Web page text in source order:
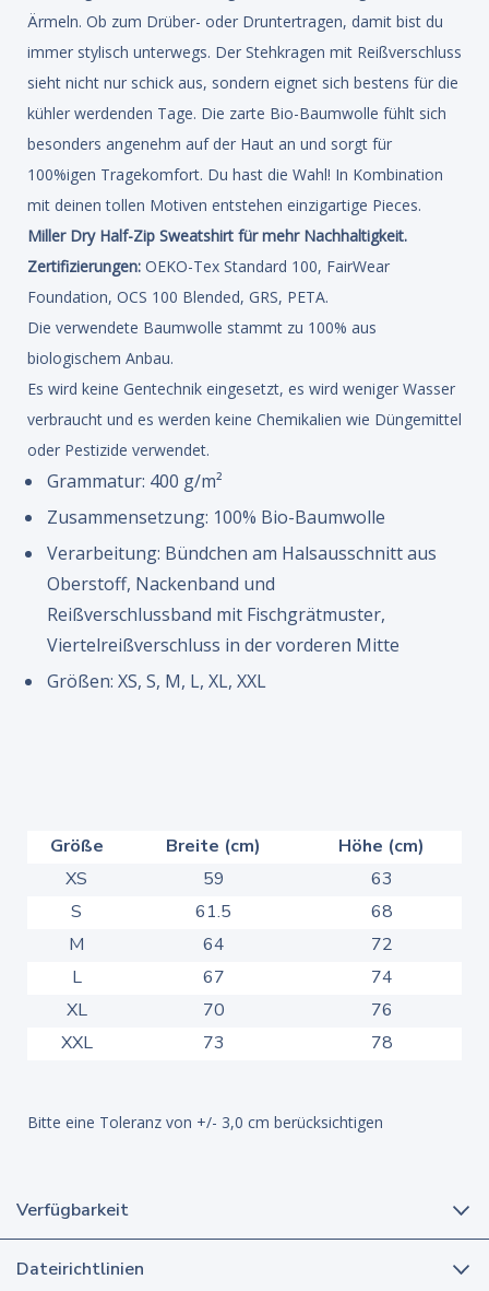
Ärmeln. Ob zum Drüber- oder Druntertragen, damit bist du
immer stylisch unterwegs. Der Stehkragen mit Reißverschluss
sieht nicht nur schick aus, sondern eignet sich bestens für die
kühler werdenden Tage. Die zarte Bio-Baumwolle fühlt sich
besonders angenehm auf der Haut an und sorgt für
100%igen Tragekomfort. Du hast die Wahl! In Kombination
mit deinen tollen Motiven entstehen einzigartige Pieces.
Miller Dry Half-Zip Sweatshirt für mehr Nachhaltigkeit.
Zertifizierungen: OEKO-Tex Standard 100, FairWear
Foundation, OCS 100 Blended, GRS, PETA.
Die verwendete Baumwolle stammt zu 100% aus
biologischem Anbau.
Es wird keine Gentechnik eingesetzt, es wird weniger Wasser
verbraucht und es werden keine Chemikalien wie Düngemittel
oder Pestizide verwendet.
Grammatur: 400 g/m²
Zusammensetzung: 100% Bio-Baumwolle
Verarbeitung: Bündchen am Halsausschnitt aus
Oberstoff, Nackenband und
Reißverschlussband mit Fischgrätmuster,
Viertelreißverschluss in der vorderen Mitte
Größen: XS, S, M, L, XL, XXL
Größe Breite (cm)
Höhe (cm)
XS
59
63
S
61.5
68
M
64
72
L
67
74
XL
70
76
XXL
73 78
Bitte eine Toleranz von +/- 3,0 cm berücksichtigen
Verfügbarkeit
Dateirichtlinien